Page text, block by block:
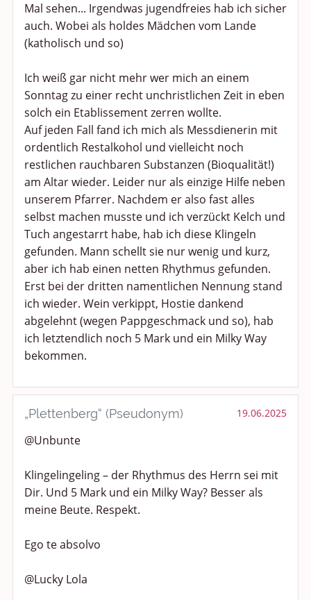
Mal sehen... Irgendwas jugendfreies hab ich sicher
auch. Wobei als holdes Mädchen vom Lande
(katholisch und so)
Ich weiß gar nicht mehr wer mich an einem
Sonntag zu einer recht unchristlichen Zeit in eben
solch ein Etablissement zerren wollte.
Auf jeden Fall fand ich mich als Messdienerin mit
ordentlich Restalkohol und vielleicht noch
restlichen rauchbaren Substanzen (Bioqualität!)
am Altar wieder. Leider nur als einzige Hilfe neben
unserem Pfarrer. Nachdem er also fast alles
selbst machen musste und ich verzückt Kelch und
Tuch angestarrt habe, hab ich diese Klingeln
gefunden. Mann schellt sie nur wenig und kurz,
aber ich hab einen netten Rhythmus gefunden.
Erst bei der dritten namentlichen Nennung stand
ich wieder. Wein verkippt, Hostie dankend
abgelehnt (wegen Pappgeschmack und so), hab
ich letztendlich noch 5 Mark und ein Milky Way
bekommen.
„Plettenberg“ (Pseudonym) 19.06.2025
@Unbunte
Klingelingeling – der Rhythmus des Herrn sei mit
Dir. Und 5 Mark und ein Milky Way? Besser als
meine Beute. Respekt.
Ego te absolvo
@Lucky Lola